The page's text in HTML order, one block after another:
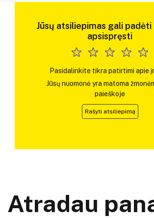
Jūsų atsiliepimas gali
apsispręsti
Pasidalinkite tikra patirtimi apie
Jūsų nuomonė yra matoma
paieškoje
Rašyti atsiliepimą
Atradau